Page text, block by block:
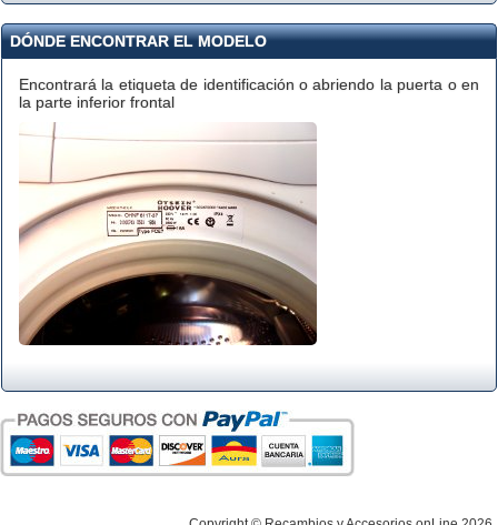
DÓNDE ENCONTRAR EL MODELO
Encontrará la etiqueta de identificación o abriendo la puerta o en
la parte inferior frontal